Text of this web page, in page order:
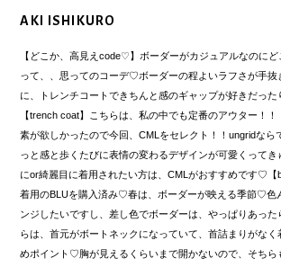
AKI ISHIKURO
【どこか、高見えcode♡】ボーダーがカジュアルなのに
って、、思ってのコーデ♡ボーダーの程よいラフさが手抜
に、トレンチコートできちんと感のギャップが好きだった
【trench coat】こちらは、私の中でも定番のアウター！
素が欲しかったので今回、CMLをセレクト！！ungridなら
っと感と歩くたびに表情の変わるデザインが可愛くって
にor綺麗目に着用されたい方は、CMLがおすすめです♡【
着用のBLUを購入済み♡春は、ボーダーが映える季節♡色
ンジしたいですし、差し色でボーダーは、やっぱりあっ
らは、首元がボートネックになっていて、首詰まりがな
めポイント♡胸が見えるくらいまで開かないので、そちら